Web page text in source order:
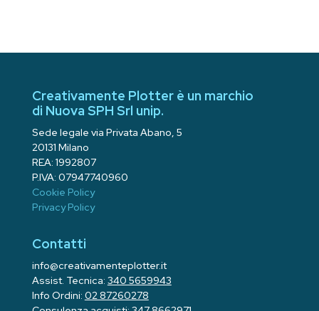
Creativamente Plotter è un marchio
di Nuova SPH Srl unip.
Sede legale via Privata Abano, 5
20131 Milano
REA: 1992807
P.IVA: 07947740960
Cookie Policy
Privacy Policy
Contatti
info@creativamenteplotter.it
Assist. Tecnica: 340 5659943
Info Ordini: 02 87260278